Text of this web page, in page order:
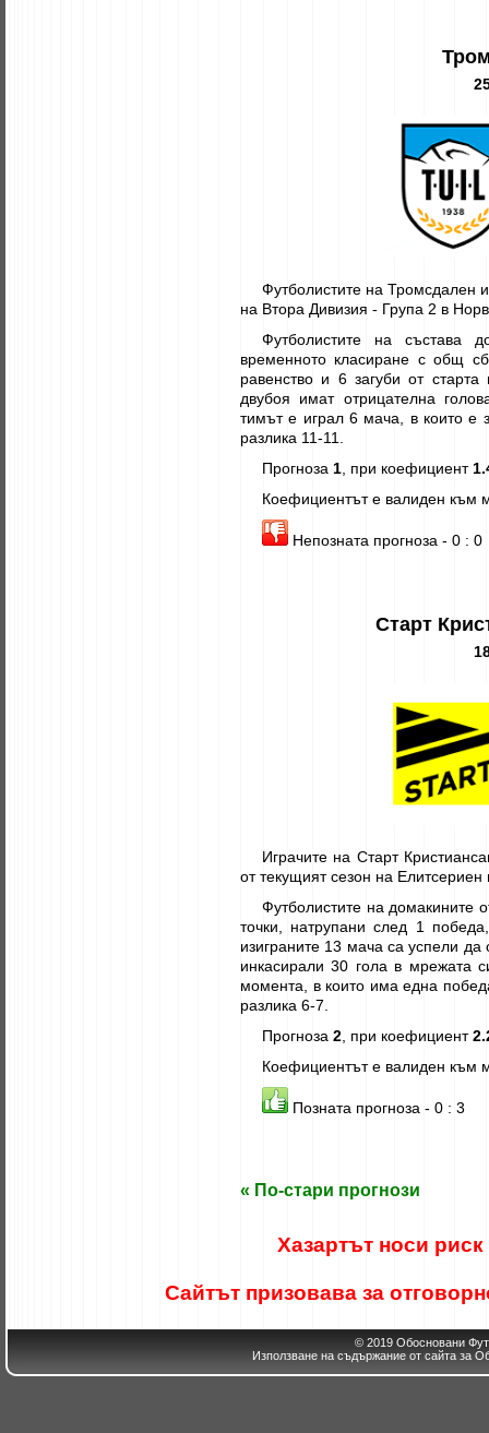
Футболистите на Тромсдален
на Втора Дивизия - Група 2 в
Футболистите на състава
временното класиране с общ
равенство и 6 загуби от
двубоя имат отрицателна
тимът е играл 6 мача, в които е
разлика 11-11.
Прогноза 1 , при коефициент
Коефициентът е валиден към
Непозната прогноза - 0 : 0
Старт
Играчите на Старт
от текущият сезон на Елитсериен
Футболистите на домакините
точки, натрупани след 1
изиграните 13 мача са успели да
инкасирали 30 гола в мрежата
момента, в които има една
разлика 6-7.
Прогноза 2 , при коефициент
Коефициентът е валиден към
Позната прогноза - 0 : 3
« По-стари прогнози
Хазартът носи
Сайтът призовава за
© 2019 Обосновани
Използване на съдържание от сайта за